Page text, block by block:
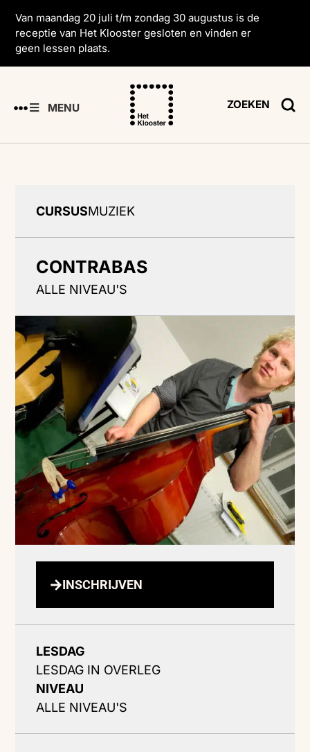
Van maandag 20 juli t/m zondag 30 augustus is de
receptie van Het Klooster gesloten en vinden er
geen lessen plaats.
MENU ZOEKEN
CURSUSMUZIEK
CONTRABAS
ALLE NIVEAU'S
INSCHRIJVEN
LESDAG
LESDAG IN OVERLEG
NIVEAU
ALLE NIVEAU'S